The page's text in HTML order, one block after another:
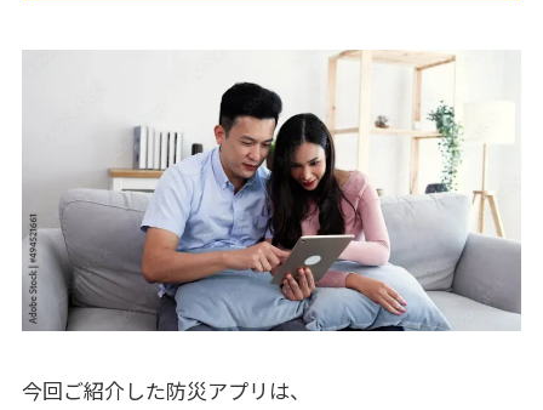
今回ご紹介した防災アプリは、